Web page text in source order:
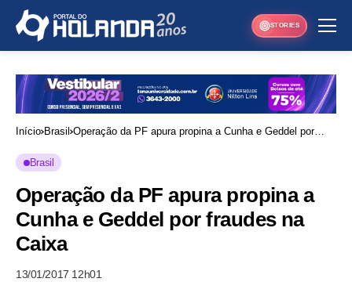
STORIES
Início Brasil Operação da PF apura propina a Cunha e Geddel por
Brasil
Operação da PF apura propina a
Cunha e Geddel por fraudes na
Caixa
13/01/2017 12h01